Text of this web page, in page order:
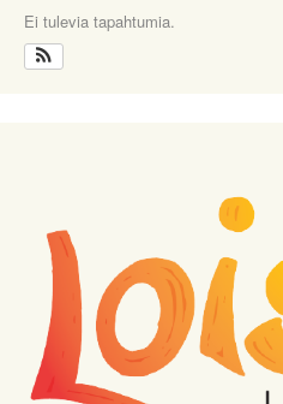
Ei tulevia tapahtumia.